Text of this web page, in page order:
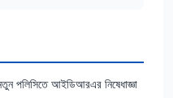
পলিসিতে আইডিআরএর নিষেধাজ্ঞা